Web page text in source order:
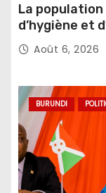
La
d’hygiène et
Août 6, 2026
BURUNDI